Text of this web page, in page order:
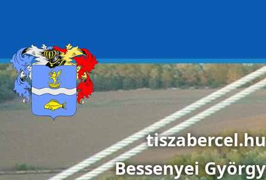
tiszabercel.hu
Bessenyei György